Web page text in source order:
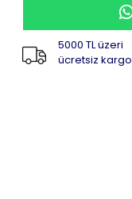
5000 TL üzeri
ücretsiz kargo